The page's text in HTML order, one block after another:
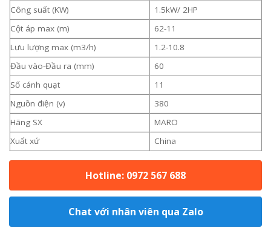
Công suất (KW)
1.5kW/ 2HP
Cột áp max (m)
62-11
Lưu lượng max (m3/h)
1.2-10.8
Đầu vào-Đầu ra (mm)
60
Số cánh quạt
11
Nguồn điện (v)
380
Hãng SX
MARO
Xuất xứ
China
Hotline: 0972 567 688
Chat với nhân viên qua Zalo